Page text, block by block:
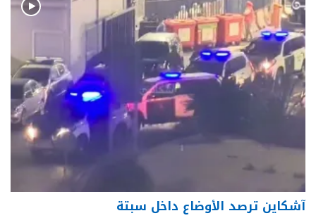
آشكاين ترصد الأوضاع داخل سبتة